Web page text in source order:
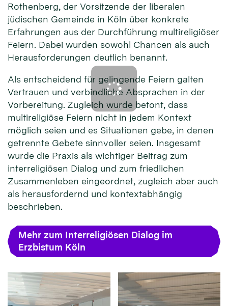
Rothenberg, der Vorsitzende der liberalen
jüdischen Gemeinde in Köln über konkrete
Erfahrungen aus der Durchführung multireligiöser
Feiern. Dabei wurden sowohl Chancen als auch
Herausforderungen deutlich benannt.
Als entscheidend für gelingende Feiern galten
Vertrauen und verbindliche Absprachen in der
Vorbereitung. Zugleich wurde betont, dass
multireligiöse Feiern nicht in jedem Kontext
möglich seien und es Situationen gebe, in denen
getrennte Gebete sinnvoller seien. Insgesamt
wurde die Praxis als wichtiger Beitrag zum
interreligiösen Dialog und zum friedlichen
Zusammenleben eingeordnet, zugleich aber auch
als herausfordernd und kontextabhängig
beschrieben.
Mehr zum Interreligiösen Dialog im
Erzbistum Köln